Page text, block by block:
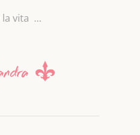
la vita …